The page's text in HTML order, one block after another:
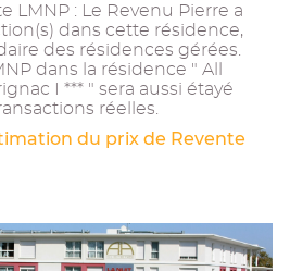
LMNP : Le Revenu Pierre a
dans cette résidence,
des résidences gérées.
dans la résidence " All
I *** " sera aussi étayé
réelles.
du prix de Revente